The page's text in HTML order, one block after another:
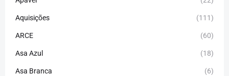
Aquisições (111)
ARCE (60)
Asa Azul (18)
Asa Branca (6)